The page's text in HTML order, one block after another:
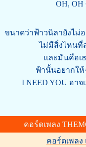
OH,
ขนาดว่าฟ้าวนิลายังไม่
ไม่มีสิ่งไหนที่
และมันคือเ
ฟ้านั้นอยากให้
I NEED YOU อา
คอร์ดเพลง
คอร์ดเพลง